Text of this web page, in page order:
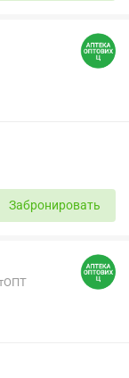
Забронировать